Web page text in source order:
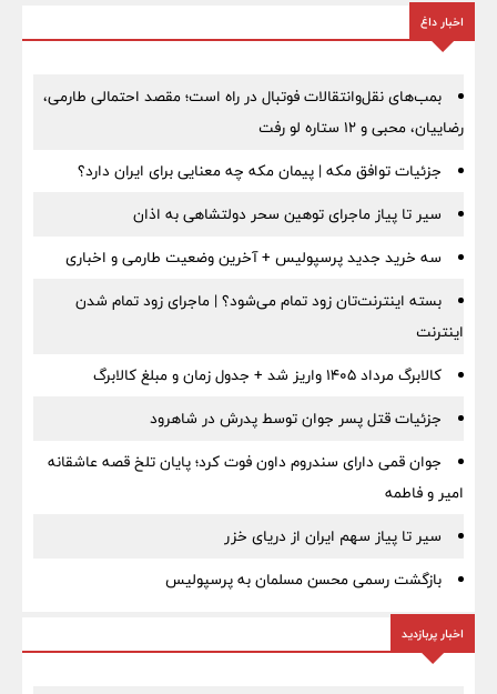
اخبار داغ
بمب‌های نقل‌وانتقالات فوتبال در راه است؛ مقصد احتمالی طارمی،
رضاییان، محبی و ۱۲ ستاره لو رفت
جزئیات توافق مکه | پیمان مکه چه معنایی برای ایران دارد؟
سیر تا پیاز ماجرای توهین سحر دولتشاهی به اذان
سه خرید جدید پرسپولیس + آخرین وضعیت طارمی و اخباری
بسته اینترنت‌تان زود تمام می‌شود؟ | ماجرای زود تمام شدن
اینترنت
کالابرگ مرداد ۱۴۰۵ واریز شد + جدول زمان و مبلغ کالابرگ
جزئیات قتل پسر جوان توسط پدرش در شاهرود
جوان قمی دارای سندروم داون فوت کرد؛ پایان تلخ قصه عاشقانه
امیر و فاطمه
سیر تا پیاز سهم ایران از دریای خزر
بازگشت رسمی محسن مسلمان به پرسپولیس
اخبار پربازدید